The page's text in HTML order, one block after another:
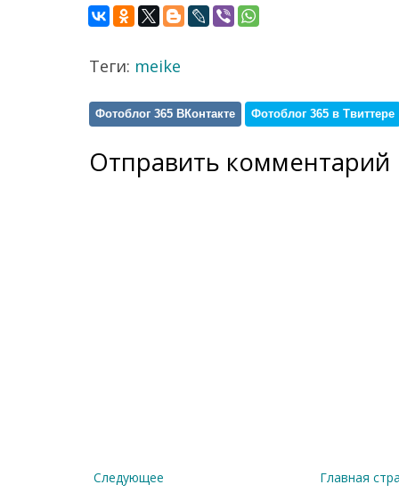
Теги: meike
Фотоблог 365 ВКонтакте Фотоблог 365 в Твиттере
Отправить комментарий
Следующее
Главная